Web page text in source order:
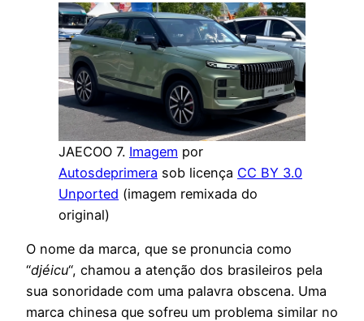
JAECOO 7. Imagem por
Autosdeprimera sob licença CC BY 3.0
Unported (imagem remixada do
original)
O nome da marca, que se pronuncia como
“djéicu“, chamou a atenção dos brasileiros pela
sua sonoridade com uma palavra obscena. Uma
marca chinesa que sofreu um problema similar no